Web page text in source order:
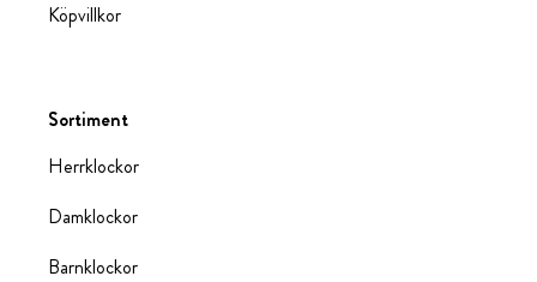
Köpvillkor
Sortiment
Herrklockor
Damklockor
Barnklockor